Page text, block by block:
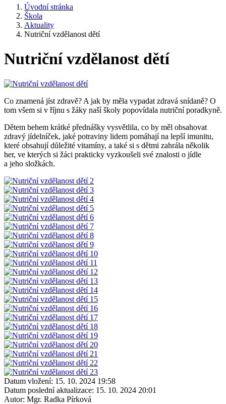
Úvodní stránka
Škola
Aktuality
Nutriční vzdělanost dětí
Nutriční vzdělanost dětí
Co znamená jíst zdravě? A jak by měla vypadat zdravá snídaně? O
tom všem si v říjnu s žáky naší školy popovídala nutriční poradkyně.
Dětem behem krátké přednášky vysvětlila, co by měl obsahovat
zdravý jídelníček, jaké potraviny lidem pomáhají na lepší imunitu,
které obsahují důležité vitamíny, a také si s dětmi zahrála několik
her, ve kterých si žáci prakticky vyzkoušeli své znalosti o jídle
a jeho složkách.
Datum vložení: 15. 10. 2024 19:58
Datum poslední aktualizace: 15. 10. 2024 20:01
Autor: Mgr. Radka Pírková